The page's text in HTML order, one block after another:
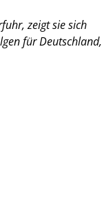
zeigt sie sich
für Deutschland,